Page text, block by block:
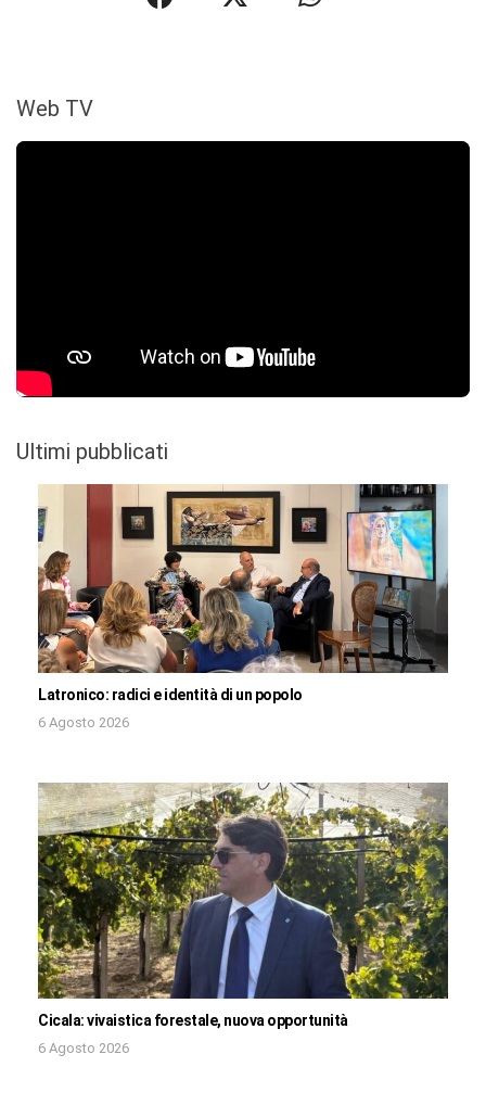
Web TV
Ultimi pubblicati
Latronico: radici e identità di un popolo
6 Agosto 2026
Cicala: vivaistica forestale, nuova opportunità
6 Agosto 2026